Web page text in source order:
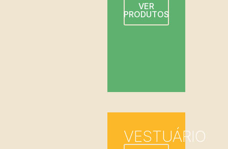
VER
PRODUTOS
VESTUÁRIO